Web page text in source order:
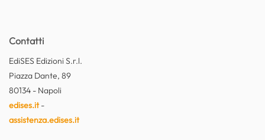
Contatti
EdiSES Edizioni S.r.l.
Piazza Dante, 89
80134 - Napoli
edises.it-
assistenza.edises.it